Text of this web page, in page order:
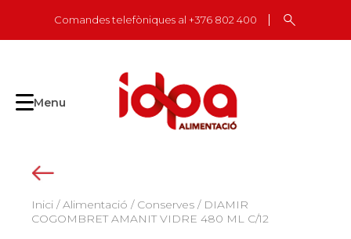
content
Comandes telefòniques al +376 802 400
Menu
Inici /Alimentació / Conserves / DIAMIR
COGOMBRET AMANIT VIDRE 480 ML C/12